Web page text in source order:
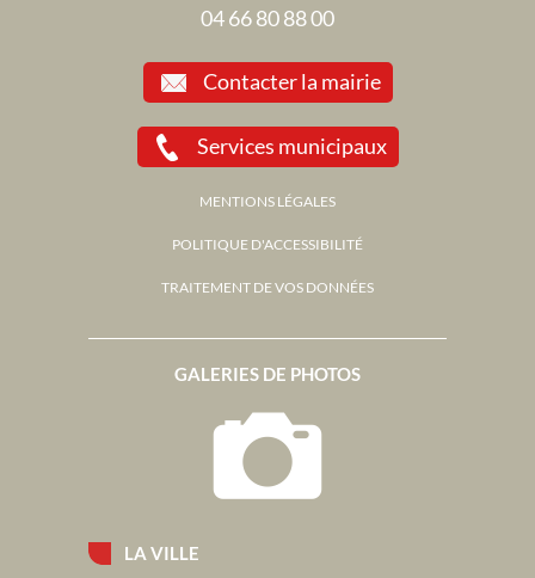
LA VILLE
GALERIES DE PHOTOS
04 66 80 88 00
Contacter la mairie
Services municipaux
MENTIONS LÉGALES
POLITIQUE D'ACCESSIBILITÉ
TRAITEMENT DE VOS DONNÉES